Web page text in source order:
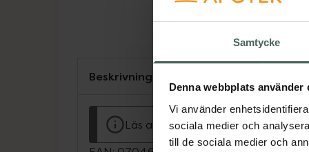
Samtycke
Denna webbplats använder
Vi använder
sociala medier och
till de sociala medier och
Beskrivning
Läs alltid bipacksedeln innan